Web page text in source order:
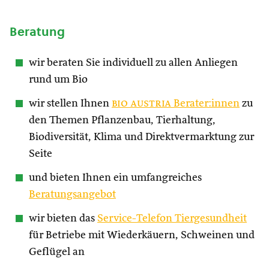
Beratung
wir beraten Sie individuell zu allen Anliegen
rund um Bio
wir stellen Ihnen bio austria Berater:innen zu
den Themen Pflanzenbau, Tierhaltung,
Biodiversität, Klima und Direktvermarktung zur
Seite
und bieten Ihnen ein umfangreiches
Beratungsangebot
wir bieten das Service-Telefon Tiergesundheit
für Betriebe mit Wiederkäuern, Schweinen und
Geflügel an